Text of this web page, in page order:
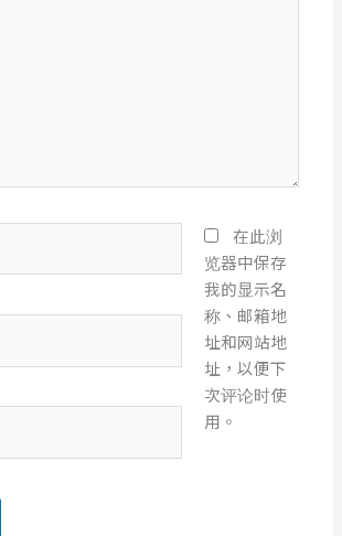
在此浏
览器中保存
我的显示名
称、邮箱地
址和网站地
址，以便下
次评论时使
用。